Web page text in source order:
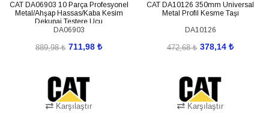
CAT DA06903 10 Parça Profesyonel
Metal/Ahşap Hassas/Kaba Kesim
Dekupaj Testere Ucu
DA06903
711,98 ₺
889,98 ₺
Karşılaştır
CAT DA10126 350mm Universal
Metal Profil Kesme Taşı
DA10126
378,14 ₺
472,68 ₺
Karşılaştır